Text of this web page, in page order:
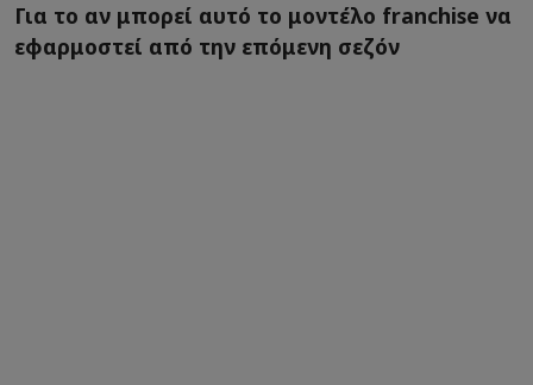
Για το αν μπορεί αυτό το μοντέλο franchise να
εφαρμοστεί από την επόμενη σεζόν